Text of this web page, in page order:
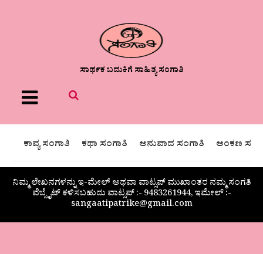
ಸಾರ್ಥಕ ಬದುಕಿಗೆ ಸಾಹಿತ್ಯ ಸಂಗಾತಿ
Menu
ಕಾವ್ಯ ಸಂಗಾತಿ ಕಥಾ ಸಂಗಾತಿ ಅನುವಾದ ಸಂಗಾತಿ ಅಂಕಣ
ನಿಮ್ಮ ಲೇಖನಗಳನ್ನು ಇ-ಮೇಲ್ ಅಥವಾ ವಾಟ್ಸಪ್ ಮುಖಾಂತರ ನಮ್ಮ ಸಂಗತಿ
ವೆಬ್ಸೈಟ್ ಕಳಿಸಬಹುದು ವಾಟ್ಸಪ್‌ :- 9483261944, ಇಮೇಲ್ :-
sangaatipatrike@gmail.com